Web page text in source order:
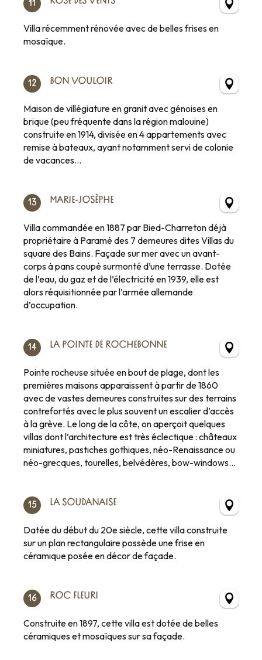
11
Villa récemment rénovée avec de belles frises en
mosaïque.
12 BON VOULOIR
Maison de villégiature en granit avec génoises en
brique (peu fréquente dans la région malouine)
construite en 1914, divisée en 4 appartements avec
remise à bateaux, ayant notamment servi de colonie
de vacances…
13 MARIE-JOSÈPHE
Villa commandée en 1887 par Bied-Charreton déjà
propriétaire à Paramé des 7 demeures dites Villas du
square des Bains. Façade sur mer avec un avant-
corps à pans coupé surmonté d’une terrasse. Dotée
de l’eau, du gaz et de l’électricité en 1939, elle est
alors réquisitionnée par l’armée allemande
d’occupation.
14 LA POINTE DE ROCHEBONNE
Pointe rocheuse située en bout de plage, dont les
premières maisons apparaissent à partir de 1860
avec de vastes demeures construites sur des terrains
contrefortés avec le plus souvent un escalier d’accès
à la grève. Le long de la côte, on aperçoit quelques
villas dont l’architecture est très éclectique : châteaux
miniatures, pastiches gothiques, néo-Renaissance ou
néo-grecques, tourelles, belvédères, bow-windows…
15 LA SOUDANAISE
Datée du début du 20e siècle, cette villa construite
sur un plan rectangulaire possède une frise en
céramique posée en décor de façade.
16 ROC FLEURI
Construite en 1897, cette villa est dotée de belles
céramiques et mosaïques sur sa façade.